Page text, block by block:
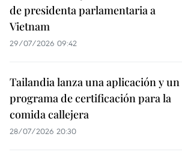
de presidenta parlamentaria a
Vietnam
29/07/2026 09:42
Tailandia lanza una aplicación y un
programa de certificación para la
comida callejera
28/07/2026 20:30